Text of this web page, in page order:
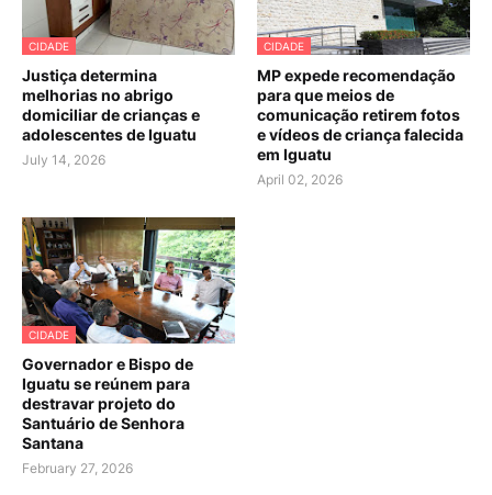
CIDADE
Justiça determina
melhorias no abrigo
domiciliar de crianças e
adolescentes de Iguatu
July 14, 2026
CIDADE
MP expede recomendação
para que meios de
comunicação retirem fotos
e vídeos de criança falecida
em Iguatu
April 02, 2026
CIDADE
Governador e Bispo de
Iguatu se reúnem para
destravar projeto do
Santuário de Senhora
Santana
February 27, 2026